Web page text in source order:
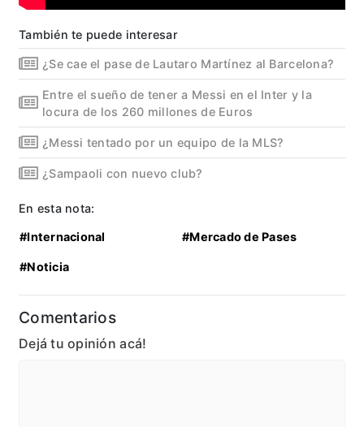
También te puede interesar
¿Se cae el pase de Lautaro Martínez al Barcelona?
Entre el sueño de tener a Messi en el Inter y la
locura de los 260 millones de Euros
¿Messi tentado por un equipo de la MLS?
¿Sampaoli con nuevo club?
En esta nota:
#Internacional #Mercado de Pases
#Noticia
Comentarios
Dejá tu opinión acá!